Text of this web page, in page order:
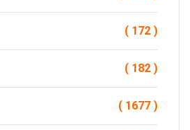
( 172 )
( 182 )
( 1677 )